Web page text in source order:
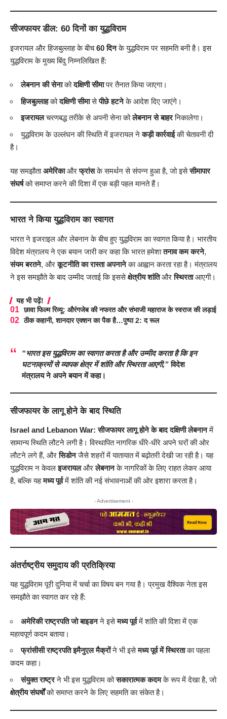
सीजफायर डील: 60 दिनों का युद्धविराम
इजरायल और हिजबुल्लाह के बीच60 दिनके युद्धविराम पर सहमति बनी है। इस
युद्धविराम के मुख्य बिंदु निम्नलिखित हैं:
लेबनान की सेनाकोदक्षिणी सीमापर तैनात किया जाएगा।
हिजबुल्लाहकोदक्षिणी सीमासेपीछे हटनेके आदेश दिए जाएंगे।
इजरायलचरणबद्ध तरीके से अपनी सेना कोलेबनान से बाहरनिकालेगा।
युद्धविराम के उल्लंघन की स्थिति में इजरायल नेकड़ी कार्रवाईकी चेतावनी दी
है।
यह समझौताअमेरिकाऔरफ्रांसके समर्थन से संपन्न हुआ है, जो इसेसीमापार
संघर्षको समाप्त करने की दिशा में एक बड़ी पहल मानते हैं।
भारत ने किया युद्धविराम का स्वागत
भारत ने इजराइल और लेबनान के बीच हुए युद्धविराम का स्वागत किया है। भारतीय
विदेश मंत्रालय ने एक बयान जारी कर कहा कि भारत हमेशातनाव कम करने,
संयम बरतने, औरकूटनीति का रास्ता अपनानेका आह्वान करता रहा है। मंत्रालय
ने इस समझौते के बाद उम्मीद जताई कि इससेक्षेत्रीय शांतिऔरस्थिरताआएगी।
यह भी पढ़ें!
छावा फिल्म रिव्यू: औरंगजेब की नफरत और संभाजी महाराज के स्वराज की लड़ाई
ठीक कहानी, शानदार एक्शन का पैक है…पुष्पा 2: द रूल
“भारत इस युद्धविराम का स्वागत करता है और उम्मीद करता है कि इन
घटनाक्रमों से व्यापक क्षेत्र में शांति और स्थिरता आएगी,”विदेश
मंत्रालय ने अपने बयान में कहा।
सीजफायर के लागू होने के बाद स्थिति
Israel and Lebanon War: सीजफायर लागू होने के बाद दक्षिणी लेबनानमें
सामान्य स्थिति लौटने लगी है। विस्थापित नागरिक धीरे-धीरे अपने घरों की ओर
लौटने लगे हैं, औरसिडोनजैसे शहरों में यातायात में बढ़ोतरी देखी जा रही है। यह
युद्धविराम न केवलइजरायलऔरलेबनानके नागरिकों के लिए राहत लेकर आया
है, बल्कि यहमध्य पूर्वमें शांति की नई संभावनाओं की ओर इशारा करता है।
- Advertisement -
अंतर्राष्ट्रीय समुदाय की प्रतिक्रिया
यह युद्धविराम पूरी दुनिया में चर्चा का विषय बन गया है। प्रमुख वैश्विक नेता इस
समझौते का स्वागत कर रहे हैं:
अमेरिकी राष्ट्रपति जो बाइडनने इसेमध्य पूर्वमें शांति की दिशा में एक
महत्वपूर्ण कदम बताया।
फ्रांसीसी राष्ट्रपति इमैनुएल मैक्रोंने भी इसेमध्य पूर्व में स्थिरताका पहला
कदम कहा।
संयुक्त राष्ट्रने भी इस युद्धविराम कोसकारात्मक कदमके रूप में देखा है, जो
क्षेत्रीय संघर्षोंको समाप्त करने के लिए सहमति का संकेत है।